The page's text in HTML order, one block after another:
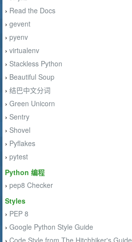
› Read the Docs
› gevent
› pyenv
› virtualenv
› Stackless Python
› Beautiful Soup
› 结巴中文分词
› Green Unicorn
› Sentry
› Shovel
› Pyflakes
› pytest
Python 编程
› pep8 Checker
Styles
› PEP 8
› Google Python Style Guide
Code Style from The Hitchhiker's Guide